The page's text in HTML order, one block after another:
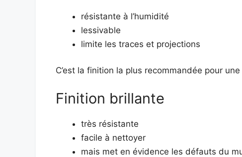
résistante à l’humidité
lessivable
limite les traces et projections
C’est la finition la plus recommandée pour
Finition brillante
très résistante
facile à nettoyer
mais met en évidence les défauts du